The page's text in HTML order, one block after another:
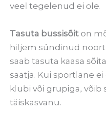
veel tegelenud ei ole.
Tasuta bussisõit on
hiljem sündinud
saab tasuta kaasa
saatja. Kui sportlane
klubi või grupiga, võib
täiskasvanu.